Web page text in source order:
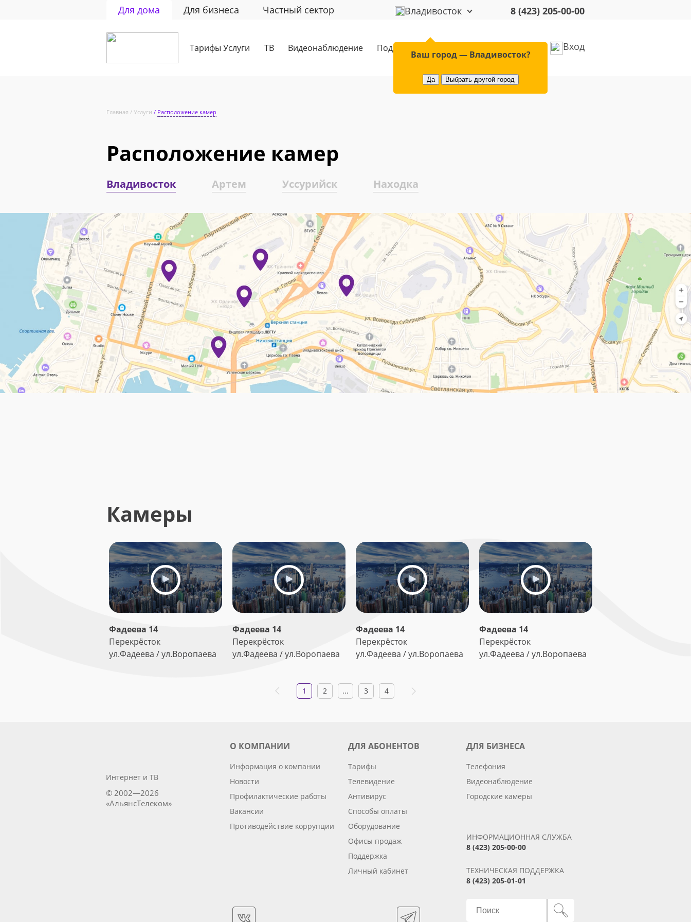
Для дома Для бизнеса Частный сектор Владивосток
Ваш город — Владивосток?
Да Выбрать другой город
8 (423) 205-00-00
Тарифы Услуги ТВ Видеонаблюдение Поддержка Вход
Главная Услуги Расположение камер
Расположение камер
Владивосток Артем Уссурийск Находка
Камеры
Фадеева 14
Перекрёсток
ул.Фадеева / ул.Воропаева
Фадеева 14
Перекрёсток
ул.Фадеева / ул.Воропаева
Фадеева 14
Перекрёсток
ул.Фадеева / ул.Воропаева
Фадеева 14
Перекрёсток
ул.Фадеева / ул.Воропаева
1 2 ... 3 4
Интернет и ТВ
© 2002—2026
«АльянсТелеком»
О КОМПАНИИ
Информация о компании
Новости
Профилактические работы
Вакансии
Противодействие коррупции
ДЛЯ АБОНЕНТОВ
Тарифы
Телевидение
Антивирус
Способы оплаты
Оборудование
Офисы продаж
Поддержка
Личный кабинет
ДЛЯ БИЗНЕСА
Телефония
Видеонаблюдение
Городские камеры
ИНФОРМАЦИОННАЯ СЛУЖБА
8 (423) 205-00-00
ТЕХНИЧЕСКАЯ ПОДДЕРЖКА
8 (423) 205-01-01